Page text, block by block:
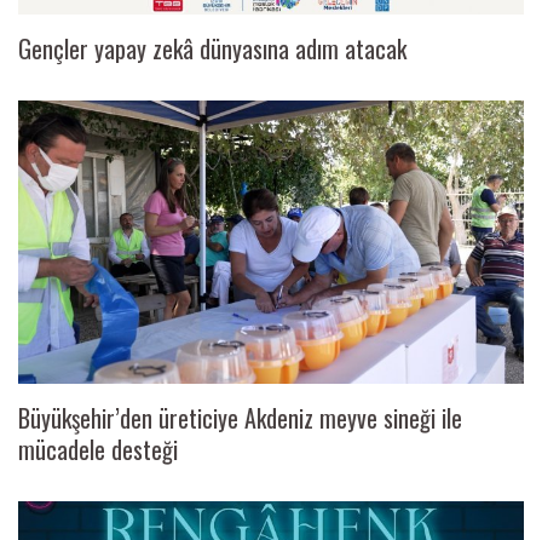
Gençler yapay zekâ dünyasına adım atacak
Büyükşehir’den üreticiye Akdeniz meyve sineği ile
mücadele desteği